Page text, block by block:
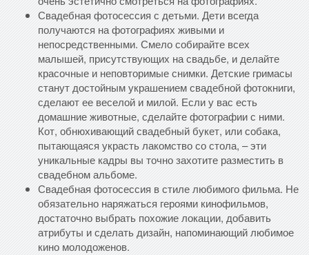
Свадебная фотосессия с детьми. Дети всегда
получаются на фотографиях живыми и
непосредственными. Смело собирайте всех
малышей, присутствующих на свадьбе, и делайте
красочные и неповторимые снимки. Детские гримасы
станут достойным украшением свадебной фотокниги,
сделают ее веселой и милой. Если у вас есть
домашние животные, сделайте фотографии с ними.
Кот, обнюхивающий свадебный букет, или собака,
пытающаяся украсть лакомство со стола, – эти
уникальные кадры вы точно захотите разместить в
свадебном альбоме.
Свадебная фотосессия в стиле любимого фильма. Не
обязательно наряжаться героями кинофильмов,
достаточно выбрать похожие локации, добавить
атрибуты и сделать дизайн, напоминающий любимое
кино молодоженов.